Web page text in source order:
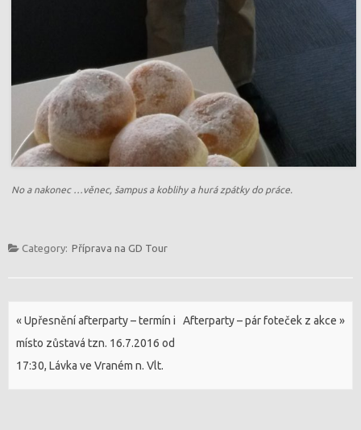
No a nakonec …věnec, šampus a koblihy a hurá zpátky do práce.
Category: Příprava na GD Tour
Post navigation
«Upřesnění afterparty – termín i
místo zůstavá tzn. 16.7.2016 od
17:30, Lávka ve Vraném n. Vlt.
Afterparty – pár foteček z akce»